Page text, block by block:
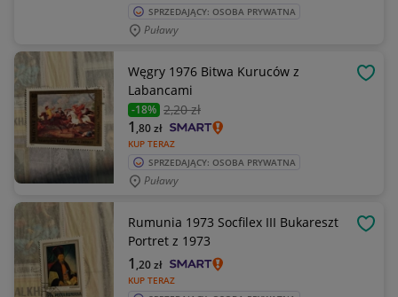
SPRZEDAJĄCY: OSOBA PRYWATNA
Puławy
Węgry 1976 Bitwa Kuruców z
Labancami
-18% 2,20 zł
KUP TERAZ
1 ,80zł
SPRZEDAJĄCY: OSOBA PRYWATNA
Puławy
Rumunia 1973 Socfilex III Bukareszt
Portret z 1973
KUP TERAZ
1 ,20zł